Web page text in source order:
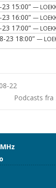
15:00” — LOEKKEN-
16:00” — LOEKKEN-
17:00” — LOEKKEN-
23 18:00” — LOEKKEN-
22
Podcasts fra